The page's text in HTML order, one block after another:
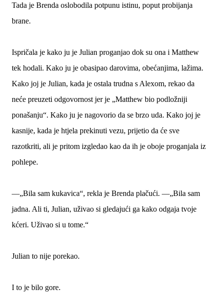
Tada je Brenda oslobodila potpunu istinu, poput probijanja
brane.
Ispričala je kako ju je Julian proganjao dok su ona i Matthew
tek hodali. Kako ju je obasipao darovima, obećanjima, lažima.
Kako joj je Julian, kada je ostala trudna s Alexom, rekao da
neće preuzeti odgovornost jer je „Matthew bio podložniji
ponašanju“. Kako ju je nagovorio da se brzo uda. Kako joj je
kasnije, kada je htjela prekinuti vezu, prijetio da će sve
razotkriti, ali je pritom izgledao kao da ih je oboje proganjala iz
pohlepe.
—„Bila sam kukavica“, rekla je Brenda plačući. —„Bila sam
jadna. Ali ti, Julian, uživao si gledajući ga kako odgaja tvoje
kćeri. Uživao si u tome.“
Julian to nije porekao.
I to je bilo gore.